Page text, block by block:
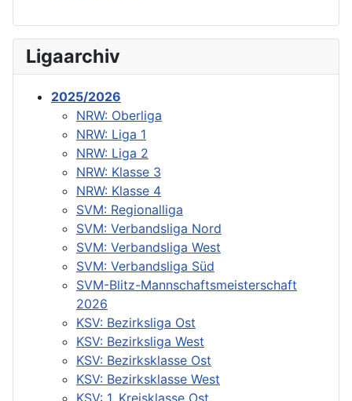
Ligaarchiv
2025/2026
NRW: Oberliga
NRW: Liga 1
NRW: Liga 2
NRW: Klasse 3
NRW: Klasse 4
SVM: Regionalliga
SVM: Verbandsliga Nord
SVM: Verbandsliga West
SVM: Verbandsliga Süd
SVM-Blitz-Mannschaftsmeisterschaft
2026
KSV: Bezirksliga Ost
KSV: Bezirksliga West
KSV: Bezirksklasse Ost
KSV: Bezirksklasse West